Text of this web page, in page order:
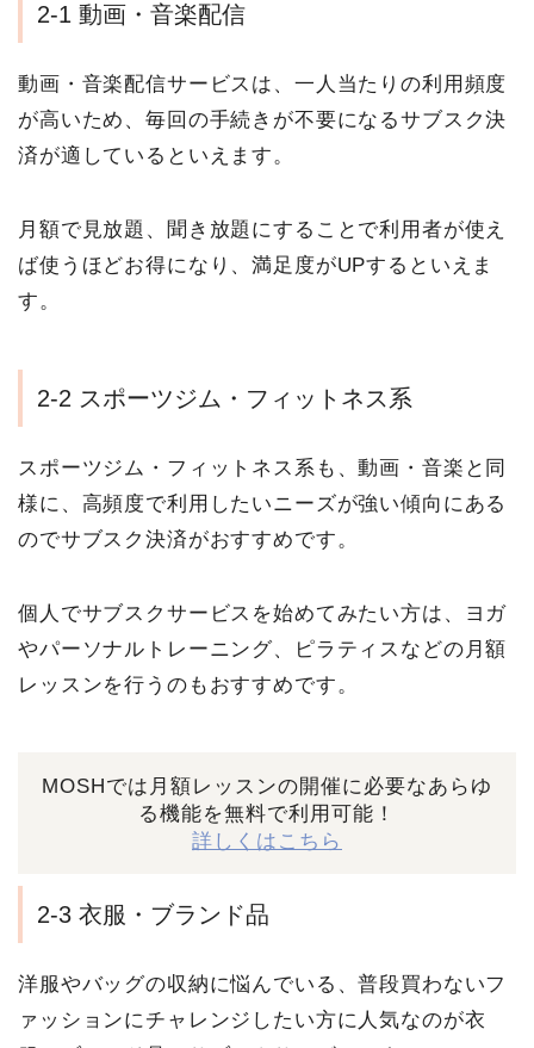
2-1 動画・音楽配信
動画・音楽配信サービスは、一人当たりの利用頻度
が高いため、毎回の手続きが不要になるサブスク決
済が適しているといえます。
月額で見放題、聞き放題にすることで利用者が使え
ば使うほどお得になり、満足度がUPするといえま
す。
2-2 スポーツジム・フィットネス系
スポーツジム・フィットネス系も、動画・音楽と同
様に、高頻度で利用したいニーズが強い傾向にある
のでサブスク決済がおすすめです。
個人でサブスクサービスを始めてみたい方は、ヨガ
やパーソナルトレーニング、ピラティスなどの月額
レッスンを行うのもおすすめです。
MOSHでは月額レッスンの開催に必要なあらゆ
る機能を無料で利用可能！
詳しくはこちら
2-3 衣服・ブランド品
洋服やバッグの収納に悩んでいる、普段買わないフ
ァッションにチャレンジしたい方に人気なのが衣